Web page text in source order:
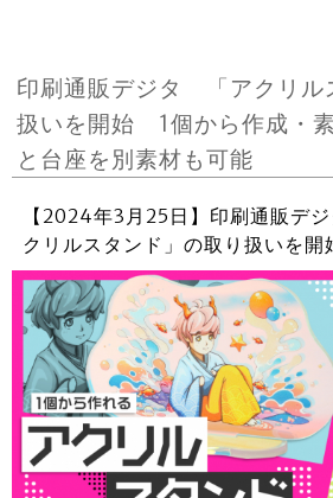
印刷通販デジタ 「アクリル
扱いを開始 1個から作成・
と台座を別素材も可能
【2024年3月25日】印刷通販デ
クリルスタンド」の取り扱いを開